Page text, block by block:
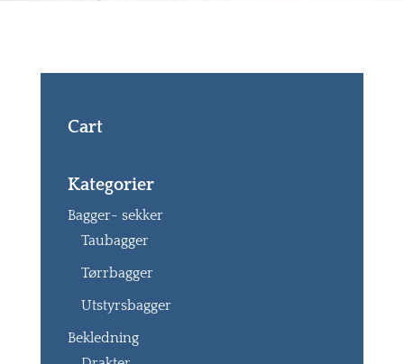
Cart
Kategorier
Bagger- sekker
Taubagger
Tørrbagger
Utstyrsbagger
Bekledning